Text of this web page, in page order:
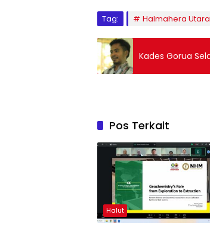
Tag: Halmahera Utara
Pos Terkait
Halut